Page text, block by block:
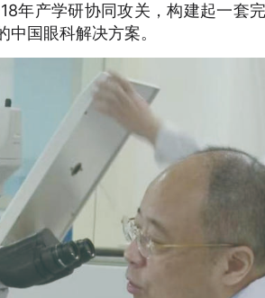
年产学研协同攻关，构建起一套
国眼科解决方案。